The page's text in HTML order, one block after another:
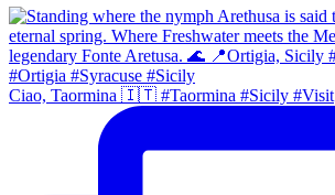
Ciao, Taormina 🇮🇹 #Taormina #Sicily #Visit